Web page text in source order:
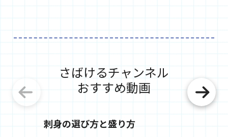
さばけるチャンネル
おすすめ動画
刺身の選び方と盛り方